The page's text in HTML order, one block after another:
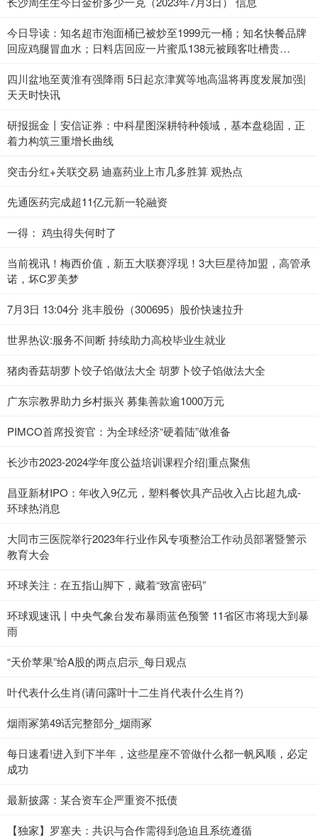
今日导读：知名超市泡面桶已被炒至1999元一桶；知名快餐品牌
回应鸡腿冒血水；日料店回应一片蜜瓜138元被顾客吐槽贵
四川盆地至黄淮有强降雨 5日起京津冀等地高温将再度发展加强|
天天时快讯
研报掘金丨安信证券：中科星图深耕特种领域，基本盘稳固，正
着力构筑三重增长曲线
突击分红+关联交易 迪嘉药业上市几多胜算 观热点
先通医药完成超11亿元新一轮融资
一得： 鸡虫得失何时了
当前视讯！梅西价值，新五大联赛浮现！3大巨星待加盟，高管承
诺，坏C罗美梦
7月3日 13:04分 兆丰股份（300695）股价快速拉升
世界热议:服务不间断 持续助力高校毕业生就业
猪肉香菇胡萝卜饺子馅做法大全 胡萝卜饺子馅做法大全
广东宗教界助力乡村振兴 募集善款逾1000万元
PIMCO首席投资官：为全球经济“硬着陆”做准备
长沙市2023-2024学年度公益培训课程介绍|重点聚焦
昌亚新材IPO：年收入9亿元，塑料餐饮具产品收入占比超九成-
环球热消息
大同市三医院举行2023年行业作风专项整治工作动员部署暨警示
教育大会
环球关注：在五指山脚下，藏着“致富密码”
环球观速讯丨中央气象台发布暴雨蓝色预警 11省区市将现大到暴
雨
“天价苹果”给A股的两点启示_每日观点
叶代表什么生肖(请问露叶十二生肖代表什么生肖?)
烟雨冢第49话完整部分_烟雨冢
每日速看!进入到下半年，这些星座不管做什么都一帆风顺，必定
成功
最新披露：某合资车企严重资不抵债
【独家】罗塞夫：共识与合作需得到急迫且系统遵循